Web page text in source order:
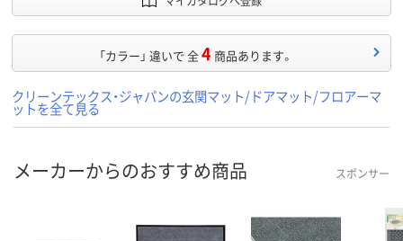
「カラー」 違いで 全4 商品あります。
クリーンテックス・ジャパンの玄関マット/ドアマット/フロアーマ
ットを全て見る
メーカーからのおすすめ商品 スポンサー